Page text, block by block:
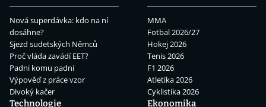
Nová superdávka: kdo na ní
dosáhne?
Sjezd sudetských Němců
Proč vláda zavádí EET?
Padni komu padni
Výpověď z práce vzor
Divoký kačer
MMA
Fotbal 2026/27
Hokej 2026
Tenis 2026
F1 2026
Atletika 2026
Cyklistika 2026
Technologie
Ekonomika